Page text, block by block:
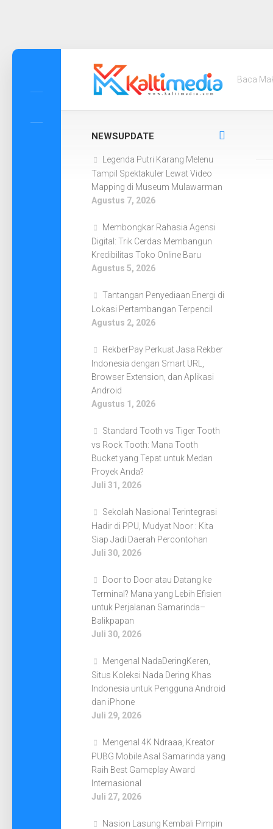
Skip
Baca
NEWSUPDATE
Legenda Putri Karang Melenu
Tampil Spektakuler Lewat Video
Mapping di Museum Mulawarman
Agustus 7, 2026
Membongkar Rahasia Agensi
Digital: Trik Cerdas Membangun
Kredibilitas Toko Online Baru
Agustus 5, 2026
Tantangan Penyediaan Energi di
Lokasi Pertambangan Terpencil
Agustus 2, 2026
RekberPay Perkuat Jasa Rekber
Indonesia dengan Smart URL,
Browser Extension, dan Aplikasi
Android
Agustus 1, 2026
Standard Tooth vs Tiger Tooth
vs Rock Tooth: Mana Tooth
Bucket yang Tepat untuk Medan
Proyek Anda?
Juli 31, 2026
Sekolah Nasional Terintegrasi
Hadir di PPU, Mudyat Noor : Kita
Siap Jadi Daerah Percontohan
Juli 30, 2026
Door to Door atau Datang ke
Terminal? Mana yang Lebih Efisien
untuk Perjalanan Samarinda–
Balikpapan
Juli 30, 2026
Mengenal NadaDeringKeren,
Situs Koleksi Nada Dering Khas
Indonesia untuk Pengguna Android
dan iPhone
Juli 29, 2026
Mengenal 4K Ndraaa, Kreator
PUBG Mobile Asal Samarinda yang
Raih Best Gameplay Award
Internasional
Juli 27, 2026
Nasion Lasung Kembali Pimpin